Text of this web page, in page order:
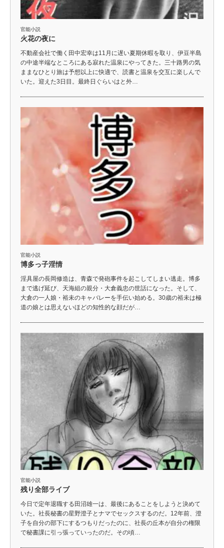
官能小説
火花の夜に
不動産会社で働く田中宏幸は11月に遅い夏期休暇を取り、伊豆半島
の中途半端なところにある寂れた温泉にやってきた。三十路男の気
ままなひとり旅は予想以上に快適で、読書と温泉を交互に楽しんで
いた。迎えた3日目。最終日ぐらいはと外…
官能小説
博多っ子淫情
淫具屋の長岡修造は、青森で発砲事件を起こしてしまい逃走。博多
まで逃げ延び、天海組の親分・大倉義忠の世話になった。そして、
大倉の一人娘・裕未のキャバレーを手伝い始める。30歳の裕未は極
道の娘とは思えないほどの知性的な顔だが…
官能小説
残り全部ライブ
今日で定年退職する田沼雄一は、最後にあることをしようと決めて
いた。社長秘書の星野澄子とナマでセックスするのだ。12年前、澄
子を自分の部下にするつもりだったのに、社長の丘本が自分の権限
で秘書課に引っ張っていったのだ。その頃…